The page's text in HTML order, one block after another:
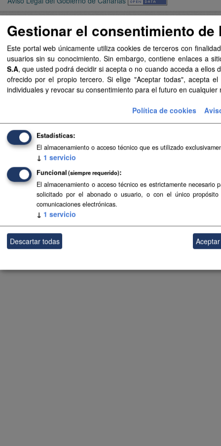
Acerca de SITCAN Open Data
Aviso Legal
Datos Abiertos Gobierno de Canarias
Gestionar el consentimiento
Este portal web únicamente utiliza cookies de terceros con
usuarios sin su conocimiento. Sin embargo, contiene enlaces a
S.A, que usted podrá decidir si acepta o no cuando acceda a
ofrecido por el propio tercero. Si elige "Aceptar todas", acepta
individuales y revocar su consentimiento para el futuro en
Política de cookies
Estadísticas
El almacenamiento o acceso técnico que es utilizado
↓ 1 servicio
Funcional (siempre requerido)
El almacenamiento o acceso técnico es estrictamente
solicitado por el abonado o usuario, o con el único
comunicaciones electrónicas.
↓ 1 servicio
Descartar todas